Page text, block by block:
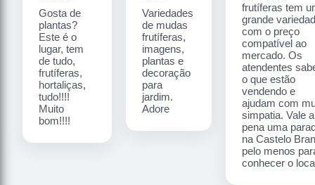
Gosta de
plantas?
Este é o
lugar, tem
de tudo,
frutíferas,
hortaliças,
tudo!!!!
Muito
bom!!!!
Variedades
de mudas
frutíferas,
imagens,
plantas e
decoração
para
jardim.
Adore
frutíferas tem
grande
com o preço
compatível ao
mercado. Os
atendentes
o que estão
vendendo e
ajudam com
simpatia. Vale a
pena uma
na Castelo
pelo menos
conhecer o